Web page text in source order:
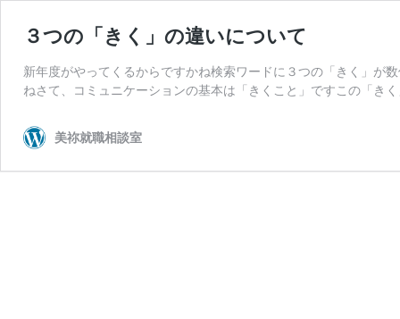
３つの「きく」の違いについて
新年度がやってくるからですかね検索ワードに３つの「きく」が
ねさて、コミュニケーションの基本は「きくこと」ですこの「き
美祢就職相談室